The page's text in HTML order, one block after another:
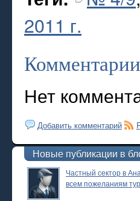
2011 г.
Нет
Добавить комментарий
Новые публикации в
Частный сектор в
всем пожеланиям